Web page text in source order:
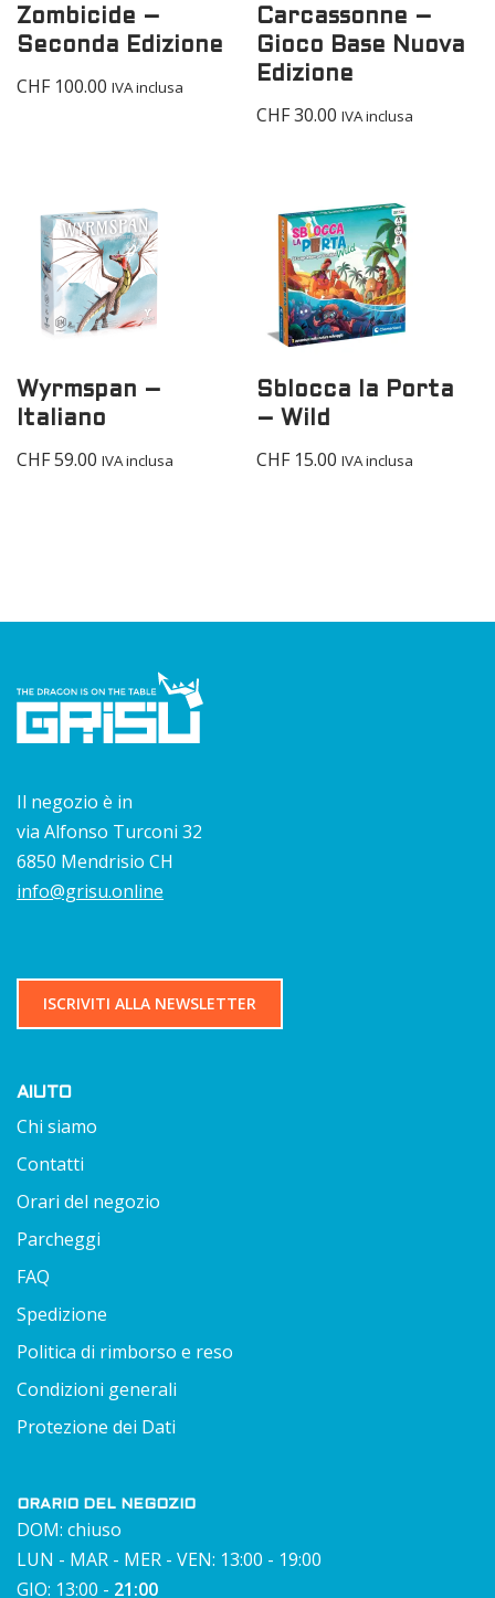
Zombicide –
Seconda Edizione
CHF100.00 IVA inclusa
Carcassonne –
Gioco Base Nuova
Edizione
CHF30.00 IVA inclusa
Wyrmspan –
Italiano
CHF59.00 IVA inclusa
Sblocca la Porta
– Wild
CHF15.00 IVA inclusa
Il negozio è in
via Alfonso Turconi 32
6850 Mendrisio CH
info@grisu.online
ISCRIVITI ALLA NEWSLETTER
AIUTO
Chi siamo
Contatti
Orari del negozio
Parcheggi
FAQ
Spedizione
Politica di rimborso e reso
Condizioni generali
Protezione dei Dati
ORARIO DEL NEGOZIO
DOM: chiuso
LUN - MAR - MER - VEN: 13:00 - 19:00
GIO: 13:00 - 21:00